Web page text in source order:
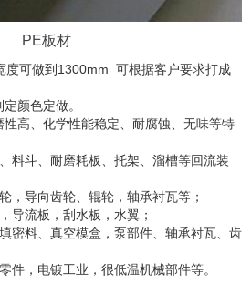
PE板材
可做到1300mm 可根据客户要求打成
颜色定做。
高、化学性能稳定、耐腐蚀、无味等特
料斗、耐磨耗板、托架、溜槽等回流装
，导向齿轮、辊轮，轴承衬瓦等；
导流板，刮水板，水翼；
密料、真空模盒，泵部件、轴承衬瓦、齿
件，电镀工业，很低温机械部件等。